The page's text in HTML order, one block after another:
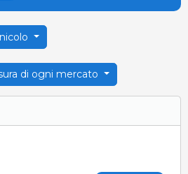
di ogni mercato